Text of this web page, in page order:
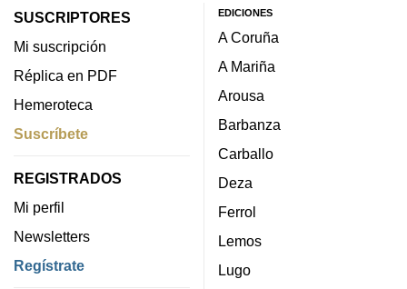
SUSCRIPTORES
Mi suscripción
Réplica en PDF
Hemeroteca
Suscríbete
REGISTRADOS
Mi perfil
Newsletters
Regístrate
EDICIONES
A Coruña
A Mariña
Arousa
Barbanza
Carballo
Deza
Ferrol
Lemos
Lugo